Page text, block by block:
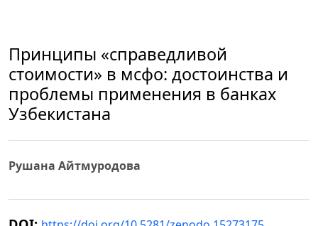
Принципы «справедливой
стоимости» в мсфо: достоинства и
проблемы применения в банках
Узбекистана
Рушана Айтмуродова